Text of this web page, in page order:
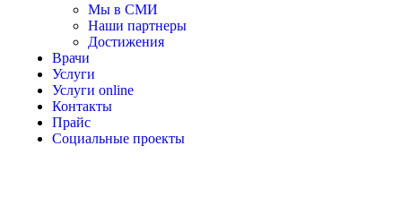
Мы в СМИ
Наши партнеры
Достижения
Врачи
Услуги
Услуги online
Контакты
Прайс
Социальные проекты